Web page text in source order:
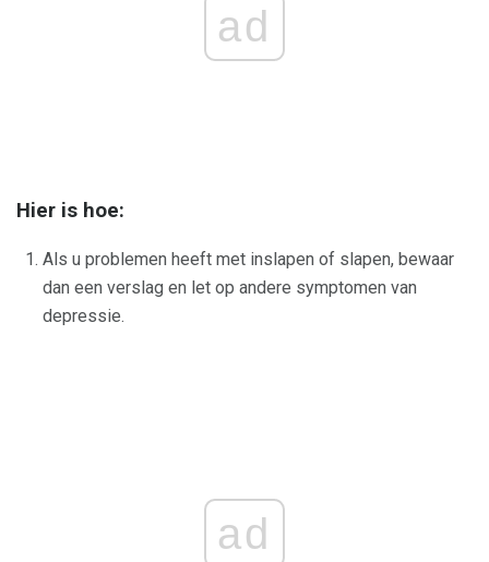
ad
Hier is hoe:
Als u problemen heeft met inslapen of slapen, bewaar
dan een verslag en let op andere symptomen van
depressie.
ad